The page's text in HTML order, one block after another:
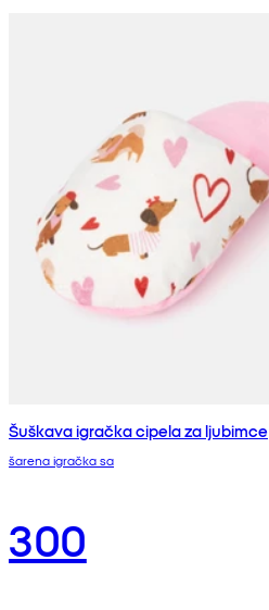
Šuškava igračka cipela za ljubimce
šarena igračka sa
300